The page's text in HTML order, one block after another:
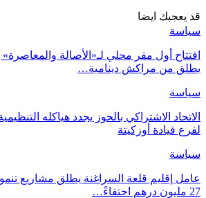
قد يعجبك ايضا
سياسة
افتتاح أول مقر محلي لـ«الأصالة والمعاصرة»
يطلق من مراكش دينامية…
سياسة
الاتحاد الاشتراكي بالحوز يجدد هياكله
لفرع قيادة أوزكيتة
سياسة
عامل إقليم قلعة السراغنة يطلق مشاريع
27 مليون درهم احتفاءً…